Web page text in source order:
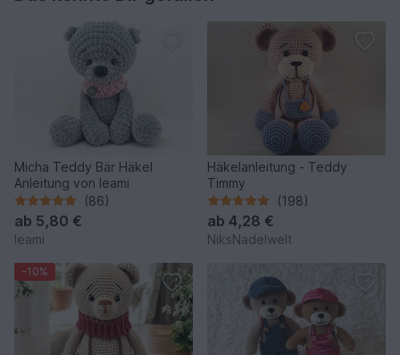
Micha Teddy Bär Häkel
Anleitung von leami
(86)
ab 5,80 €
leami
Häkelanleitung - Teddy
Timmy
(198)
ab 4,28 €
NiksNadelwelt
-10%